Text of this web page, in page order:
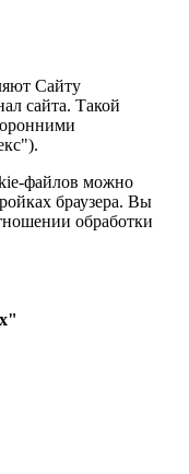
Сайту
сайта. Такой
файлов можно
браузера. Вы
обработки